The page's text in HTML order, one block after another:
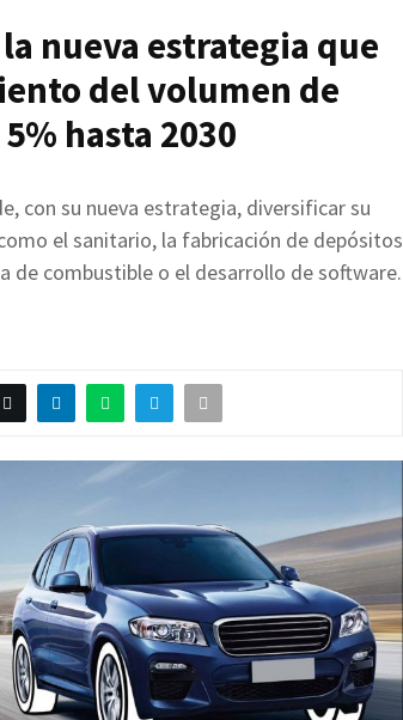
nueva estrategia que
del volumen de
hasta 2030
con su nueva estrategia, diversificar su
el sanitario, la fabricación de depósitos
de combustible o el desarrollo de software.